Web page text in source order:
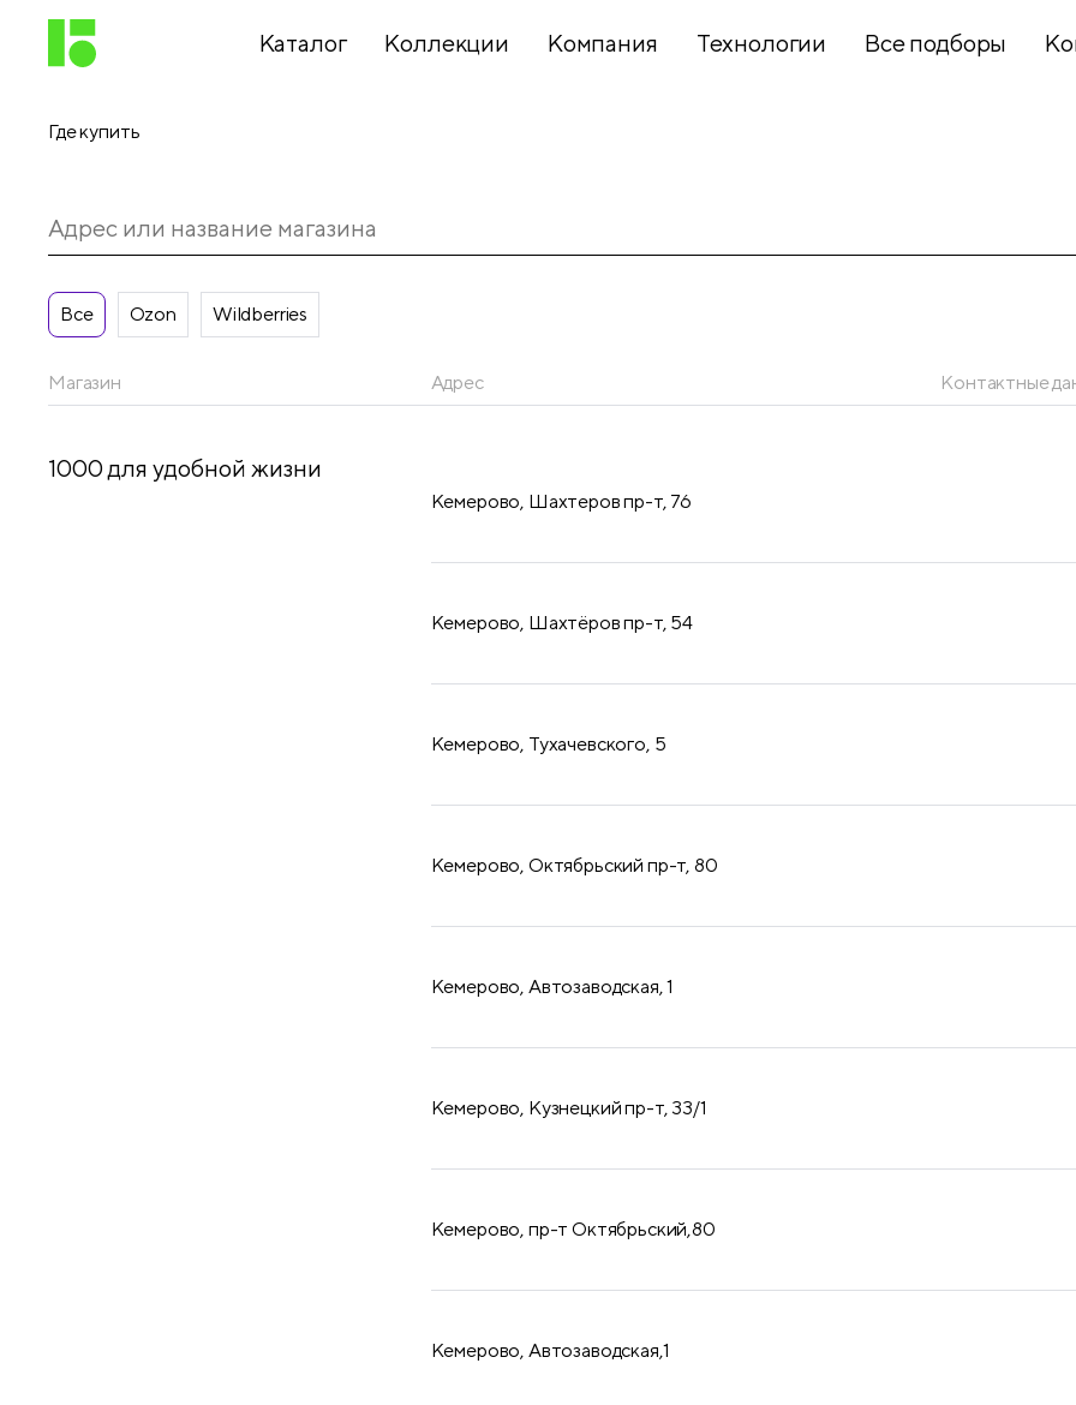
Каталог
принадлежности
Папки,
Школьный
Бумажная
Коллекции Компания Технологии Все подборы
Где купить
Все Ozon Wildberries
Магазин Адрес Контактные
1000 для удобной жизни
Кемерово, Шахтеров пр-т, 76
Кемерово, Шахтёров пр-т, 54
Кемерово, Тухачевского, 5
Кемерово, Октябрьский пр-т, 80
Кемерово, Автозаводская, 1
Кемерово, Кузнецкий пр-т, 33/1
​Кемерово, пр-т Октябрьский,80
​Кемерово, Автозаводская,1